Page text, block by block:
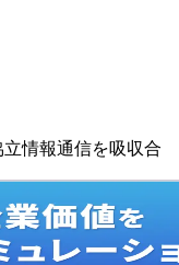
情報通信を吸収合